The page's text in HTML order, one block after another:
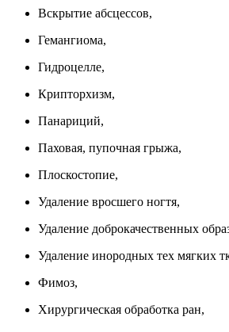
Вскрытие абсцессов,
Гемангиома,
Гидроцелле,
Крипторхизм,
Панариций,
Паховая, пупочная грыжа,
Плоскостопие,
Удаление вросшего ногтя,
Удаление доброкачественных
Удаление инородных тех мягких
Фимоз,
Хирургическая обработка ран,